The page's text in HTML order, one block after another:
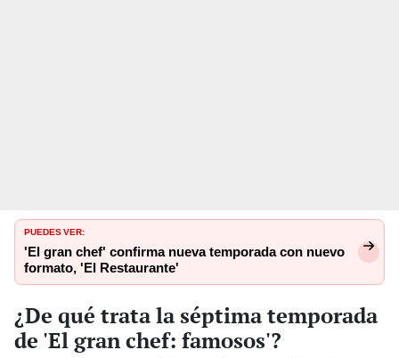
PUEDES VER:
'El gran chef' confirma nueva temporada con nuevo
formato, 'El Restaurante'
¿De qué trata la séptima temporada
de 'El gran chef: famosos'?